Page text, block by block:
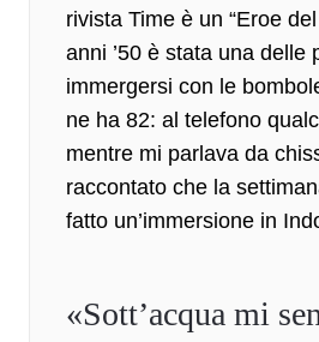
rivista Time è un “Eroe
anni ’50 è stata una delle
immergersi con le
ne ha 82: al telefono
mentre mi parlava da
raccontato che la
fatto un’immersione in
«Sott’acqua mi